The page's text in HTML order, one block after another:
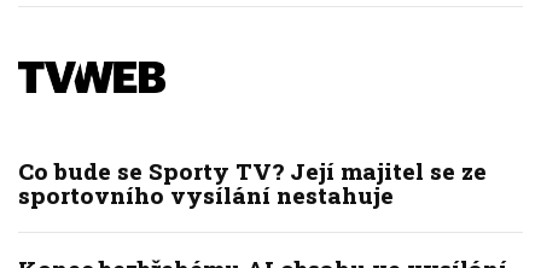
Co bude se Sporty TV? Její majitel se ze
sportovního vysílání nestahuje